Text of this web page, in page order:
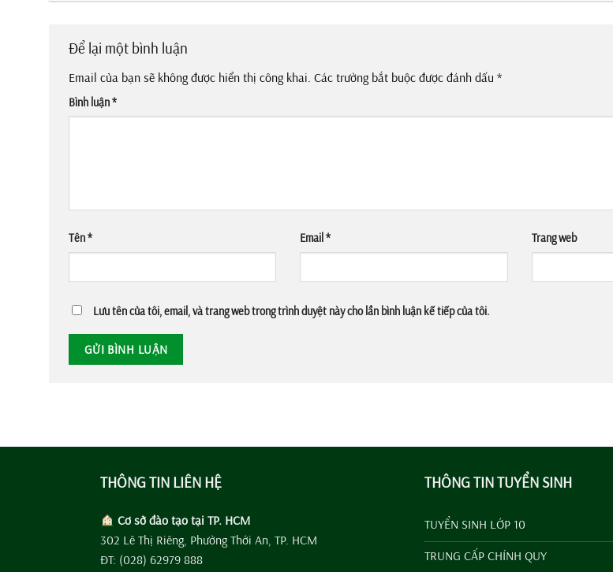
Để lại một bình luận
Email của bạn sẽ không được hiển thị công khai. Các trường bắt buộc được đánh dấu *
Bình luận*
Tên* Email* Trang web
Lưu tên của tôi, email, và trang web trong trình duyệt này cho lần bình luận kế tiếp của tôi.
THÔNG TIN LIÊN HỆ
Cơ sở đào tạo tại TP. HCM
302 Lê Thị Riêng, Phường Thới An, TP. HCM
ĐT: (028) 62979 888
THÔNG TIN TUYỂN SINH
TUYỂN SINH LỚP 10
TRUNG CẤP CHÍNH QUY